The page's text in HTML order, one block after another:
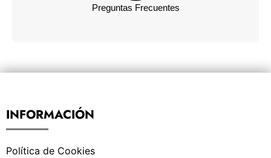
Preguntas Frecuentes
INFORMACIÓN
Política de Cookies